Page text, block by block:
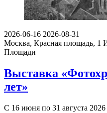
2026-06-16 2026-08-31
Москва, Красная площадь, 1
Площади
Выставка
лет»
С 16 июня по 31 августа 2026